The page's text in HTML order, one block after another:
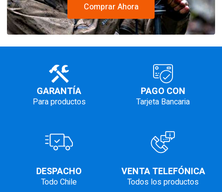
Comprar Ahora
GARANTÍA
Para productos
PAGO CON
Tarjeta Bancaria
DESPACHO
Todo Chile
VENTA TELEFÓNICA
Todos los productos